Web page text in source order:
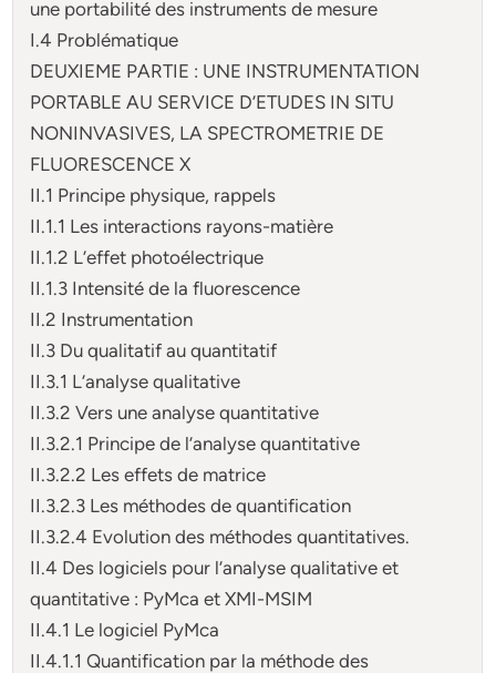
une portabilité des instruments de mesure
I.4 Problématique
DEUXIEME PARTIE : UNE INSTRUMENTATION
PORTABLE AU SERVICE D’ETUDES IN SITU
NONINVASIVES, LA SPECTROMETRIE DE
FLUORESCENCE X
II.1 Principe physique, rappels
II.1.1 Les interactions rayons-matière
II.1.2 L’effet photoélectrique
II.1.3 Intensité de la fluorescence
II.2 Instrumentation
II.3 Du qualitatif au quantitatif
II.3.1 L’analyse qualitative
II.3.2 Vers une analyse quantitative
II.3.2.1 Principe de l’analyse quantitative
II.3.2.2 Les effets de matrice
II.3.2.3 Les méthodes de quantification
II.3.2.4 Evolution des méthodes quantitatives.
II.4 Des logiciels pour l’analyse qualitative et
quantitative : PyMca et XMI-MSIM
II.4.1 Le logiciel PyMca
II.4.1.1 Quantification par la méthode des